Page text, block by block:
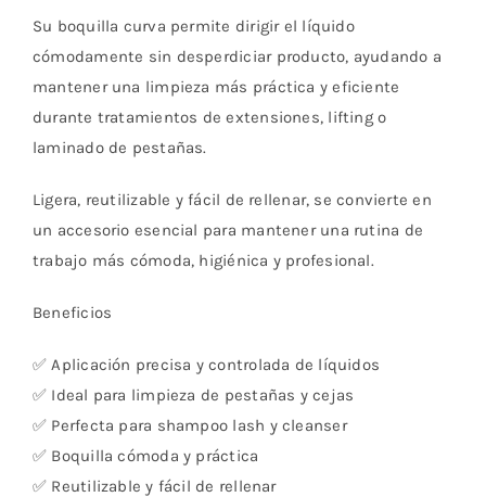
Su boquilla curva permite dirigir el líquido
cómodamente sin desperdiciar producto, ayudando a
mantener una limpieza más práctica y eficiente
durante tratamientos de extensiones, lifting o
laminado de pestañas.
Ligera, reutilizable y fácil de rellenar, se convierte en
un accesorio esencial para mantener una rutina de
trabajo más cómoda, higiénica y profesional.
Beneficios
✅ Aplicación precisa y controlada de líquidos
✅ Ideal para limpieza de pestañas y cejas
✅ Perfecta para shampoo lash y cleanser
✅ Boquilla cómoda y práctica
✅ Reutilizable y fácil de rellenar